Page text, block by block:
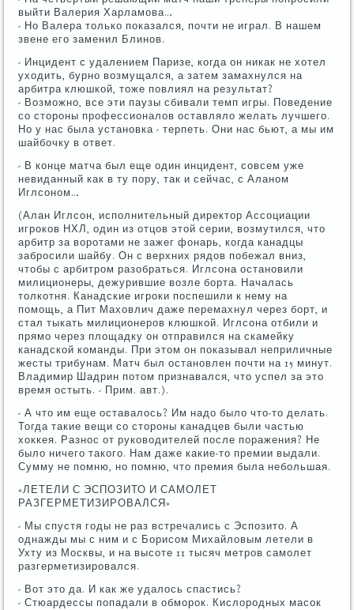
выйти Валерия Харламова…
- Но Валера только показался, почти не играл. В нашем
звене его заменил Блинов.
- Инцидент с удалением Паризе, когда он никак не хотел
уходить, бурно возмущался, а затем замахнулся на
арбитра клюшкой, тоже повлиял на результат?
- Возможно, все эти паузы сбивали темп игры. Поведение
со стороны профессионалов оставляло желать лучшего.
Но у нас была установка - терпеть. Они нас бьют, а мы им
шайбочку в ответ.
- В конце матча был еще один инцидент, совсем уже
невиданный как в ту пору, так и сейчас, с Аланом
Иглсоном…
(Алан Иглсон, исполнительный директор Ассоциации
игроков НХЛ, один из отцов этой серии, возмутился, что
арбитр за воротами не зажег фонарь, когда канадцы
забросили шайбу. Он с верхних рядов побежал вниз,
чтобы с арбитром разобраться. Иглсона остановили
милиционеры, дежурившие возле борта. Началась
толкотня. Канадские игроки поспешили к нему на
помощь, а Пит Маховлич даже перемахнул через борт, и
стал тыкать милиционеров клюшкой. Иглсона отбили и
прямо через площадку он отправился на скамейку
канадской команды. При этом он показывал неприличные
жесты трибунам. Матч был остановлен почти на 15 минут.
Владимир Шадрин потом признавался, что успел за это
время остыть. - Прим. авт.).
- А что им еще оставалось? Им надо было что-то делать.
Тогда такие вещи со стороны канадцев были частью
хоккея. Разнос от руководителей после поражения? Не
было ничего такого. Нам даже какие-то премии выдали.
Сумму не помню, но помню, что премия была небольшая.
«ЛЕТЕЛИ С ЭСПОЗИТО И САМОЛЕТ
РАЗГЕРМЕТИЗИРОВАЛСЯ»
- Мы спустя годы не раз встречались с Эспозито. А
однажды мы с ним и с Борисом Михайловым летели в
Ухту из Москвы, и на высоте 11 тысяч метров самолет
разгерметизировался.
- Вот это да. И как же удалось спастись?
- Стюардессы попадали в обморок. Кислородных масок